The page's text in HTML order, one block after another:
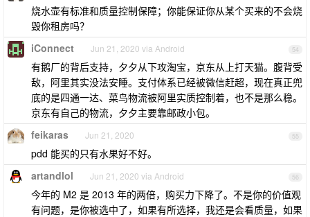
烧水壶有标准和质量控制保障；你能保证你从某个买来的不会烧
毁你租房吗？
54
iConnect Jun 21, 2020 via Android
有鹅厂的背后支持，夕夕从下攻淘宝，京东从上打天猫。腹背受
敌，阿里其实没法安睡。支付体系已经被微信赶超，现在真正兜
底的是四通一达、菜鸟物流被阿里实质控制着，也不是那么稳。
京东有自己的物流，夕夕主要靠邮政小包。
55
feikaras Jun 21, 2020
pdd 能买的只有水果好不好。
56
artandlol Jun 21, 2020 via Android
今年的 M2 是 2013 年的两倍，购买力下降了。不是你的价值观
有问题，是你被选中了，如果有所选择，我还是会看质量，如果